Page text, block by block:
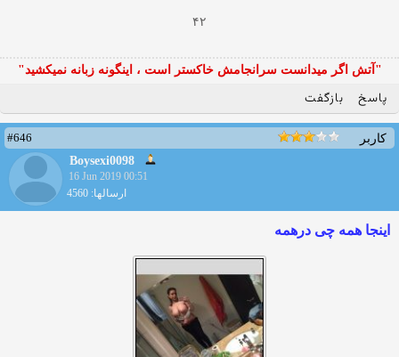
۴۲
"آتش اگر ميدانست سرانجامش خاكستر است ، اينگونه زبانه نميكشيد"
پاسخ بازگفت
کاربر
#646
Boysexi0098
16 Jun 2019 00:51
ارسالها: 4560
اینجا همه چی درهمه